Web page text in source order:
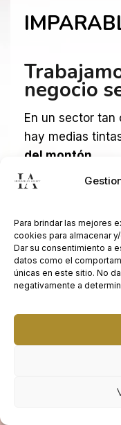
Para brindar las mejores
cookies para almacenar
Dar su consentimiento a
datos como el
únicas en este sitio. No
negativamente a
negocio
En un sector
hay medias
del montón
al siguiente
+34 670